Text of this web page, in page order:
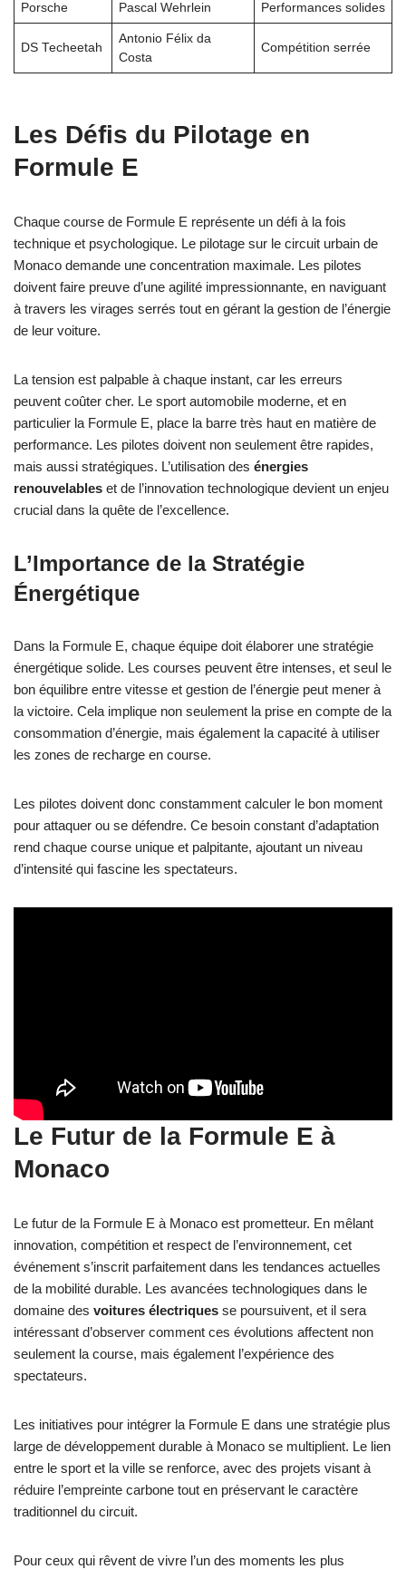
Porsche Pascal Wehrlein Performances solides
DS Techeetah
Antonio Félix da
Costa
Compétition serrée
Les Défis du Pilotage en
Formule E
Chaque course de Formule E représente un défi à la fois
technique et psychologique. Le pilotage sur le circuit urbain de
Monaco demande une concentration maximale. Les pilotes
doivent faire preuve d’une agilité impressionnante, en naviguant
à travers les virages serrés tout en gérant la gestion de l’énergie
de leur voiture.
La tension est palpable à chaque instant, car les erreurs
peuvent coûter cher. Le sport automobile moderne, et en
particulier la Formule E, place la barre très haut en matière de
performance. Les pilotes doivent non seulement être rapides,
mais aussi stratégiques. L’utilisation des énergies
renouvelables et de l’innovation technologique devient un enjeu
crucial dans la quête de l’excellence.
L’Importance de la Stratégie
Énergétique
Dans la Formule E, chaque équipe doit élaborer une stratégie
énergétique solide. Les courses peuvent être intenses, et seul le
bon équilibre entre vitesse et gestion de l’énergie peut mener à
la victoire. Cela implique non seulement la prise en compte de la
consommation d’énergie, mais également la capacité à utiliser
les zones de recharge en course.
Les pilotes doivent donc constamment calculer le bon moment
pour attaquer ou se défendre. Ce besoin constant d’adaptation
rend chaque course unique et palpitante, ajoutant un niveau
d’intensité qui fascine les spectateurs.
Le Futur de la Formule E à
Monaco
Le futur de la Formule E à Monaco est prometteur. En mêlant
innovation, compétition et respect de l’environnement, cet
événement s’inscrit parfaitement dans les tendances actuelles
de la mobilité durable. Les avancées technologiques dans le
domaine des voitures électriques se poursuivent, et il sera
intéressant d’observer comment ces évolutions affectent non
seulement la course, mais également l’expérience des
spectateurs.
Les initiatives pour intégrer la Formule E dans une stratégie plus
large de développement durable à Monaco se multiplient. Le lien
entre le sport et la ville se renforce, avec des projets visant à
réduire l’empreinte carbone tout en préservant le caractère
traditionnel du circuit.
Pour ceux qui rêvent de vivre l’un des moments les plus